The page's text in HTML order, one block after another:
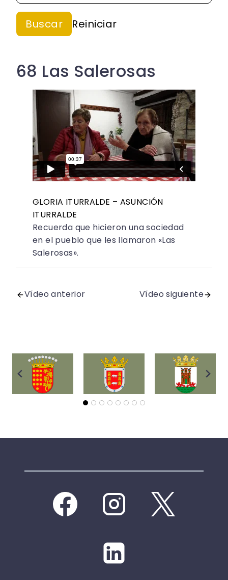
68 Las Salerosas
GLORIA ITURRALDE – ASUNCIÓN
ITURRALDE
Recuerda que hicieron una sociedad
en el pueblo que les llamaron «Las
Salerosas».
Vídeo anterior Vídeo siguiente